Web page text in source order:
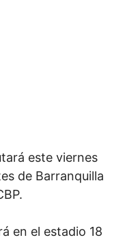
este viernes
de Barranquilla
en el estadio 18